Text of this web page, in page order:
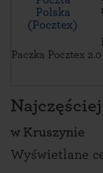
Polska
(Pocztex)
Paczka Pocztex
w Kruszynie
Wyświetlane